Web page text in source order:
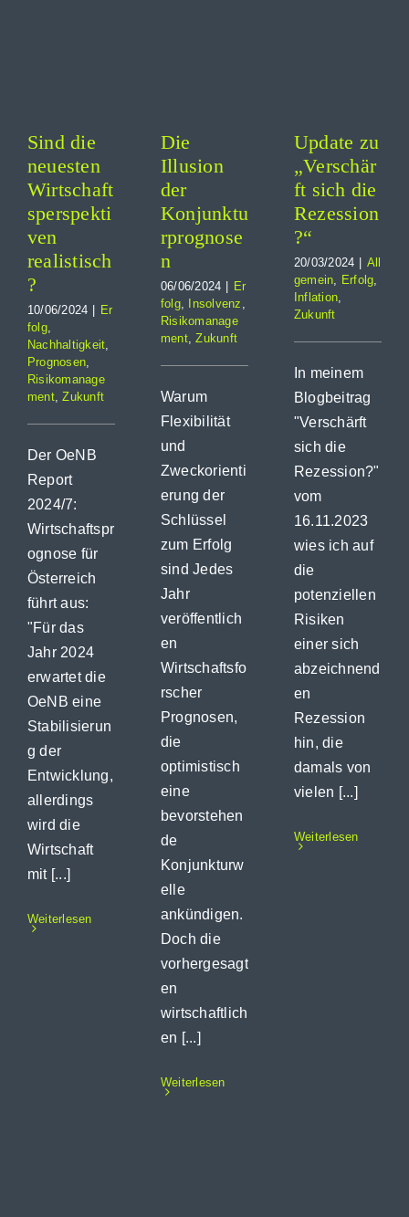
Sind die
neuesten
Wirtschaft
sperspekti
ven
realistisch
?
10/06/2024 | Er
folg,
Nachhaltigkeit
Prognosen
Risikomanage
ment,Zukunft
Der OeNB
Report
2024/7:
Wirtschaftspr
ognose für
Österreich
führt aus:
"Für das
Jahr 2024
erwartet die
OeNB eine
Stabilisierun
g der
Entwicklung,
allerdings
wird die
Wirtschaft
mit [...]
Weiterlesen
Die
Illusion
der
Konjunktu
rprognose
n
06/06/2024 | Er
folg, Insolvenz
Risikomanage
ment,Zukunft
Warum
Flexibilität
und
Zweckorienti
erung der
Schlüssel
zum Erfolg
sind Jedes
Jahr
veröffentlich
en
Wirtschaftsfo
rscher
Prognosen,
die
optimistisch
eine
bevorstehen
de
Konjunkturw
elle
ankündigen.
Doch die
vorhergesagt
en
wirtschaftlich
en [...]
Weiterlesen
Update zu
„Verschär
ft sich die
Rezession
?“
20/03/2024 | All
gemein
Erfolg
Inflation
Zukunft
In meinem
Blogbeitrag
"Verschärft
sich die
Rezession?"
vom
16.11.2023
wies ich auf
die
potenziellen
Risiken
einer sich
abzeichnend
en
Rezession
hin, die
damals von
vielen [...]
Weiterlesen